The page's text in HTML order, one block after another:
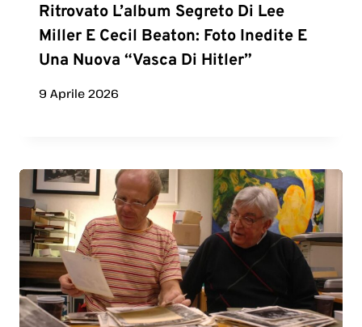
Ritrovato L’album Segreto Di Lee
Miller E Cecil Beaton: Foto Inedite E
Una Nuova “vasca Di Hitler”
9 Aprile 2026